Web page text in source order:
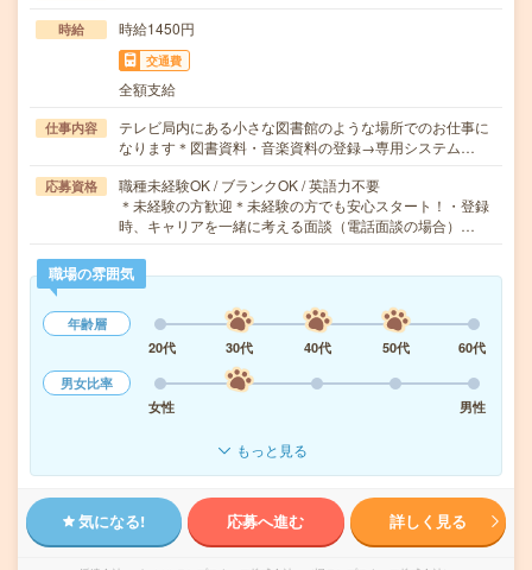
時給 時給1450円
交通費
全額支給
仕事内容
テレビ局内にある小さな図書館のような場所でのお仕事に
なります＊図書資料・音楽資料の登録→専用システム…
応募資格
職種未経験OK / ブランクOK / 英語力不要
＊未経験の方歓迎＊未経験の方でも安心スタート！・登録
時、キャリアを一緒に考える面談（電話面談の場合）…
職場の雰囲気
年齢層
20代
30代 40代 50代
60代
男女比率
女性
男性
もっと見る
気になる! 応募へ進む 詳しく見る